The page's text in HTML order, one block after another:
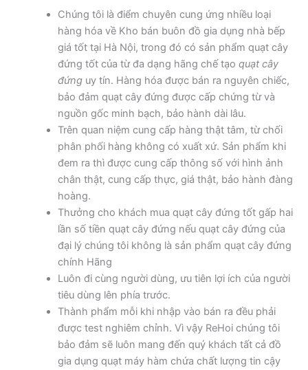
Chúng tôi là điểm chuyên cung ứng nhiều loại
hàng hóa về Kho bán buôn đồ gia dụng nhà bếp
giá tốt tại Hà Nội, trong đó có sản phẩm quạt cây
đứng tốt của từ đa dạng hãng chế tạo quạt cây
đứnguy tín. Hàng hóa được bán ra nguyên chiếc,
bảo đảm quạt cây đứng được cấp chứng từ và
nguồn gốc minh bạch, bảo hành dài lâu.
Trên quan niệm cung cấp hàng thật tâm, từ chối
phân phối hàng không có xuất xứ. Sản phẩm khi
đem ra thì được cung cấp thông số với hình ảnh
chân thật, cung cấp thực, giá thật, bảo hành đàng
hoàng.
Thưởng cho khách mua quạt cây đứng tốt gấp hai
lần số tiền quạt cây đứng nếu quạt cây đứng của
đại lý chúng tôi không là sản phẩm quạt cây đứng
chính Hãng
Luôn đi cùng người dùng, ưu tiên lợi ích của người
tiêu dùng lên phía trước.
Thành phẩm mỗi khi nhập vào bán ra đều phải
được test nghiêm chỉnh. Vì vậy ReHoi chúng tôi
bảo đảm sẽ luôn mang đến quý khách tất cả đồ
gia dụng quạt máy hàm chứa chất lượng tin cậy